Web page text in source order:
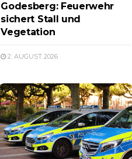
Godesberg: Feuerwehr
sichert Stall und
Vegetation
2. AUGUST 2026